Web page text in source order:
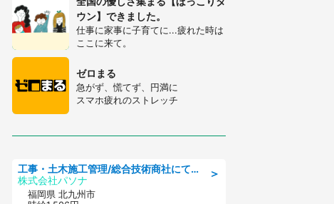
ウン】できました。
仕事に家事に子育てに...疲れた時は
ここに来て。
ゼロまる
急がず、慌てず、円満に
スマホ疲れのストレッチ
＞
工事・土木施工管理/総合技術商社にて施工管理のお仕事/即日勤務可/車通勤可/工事・土木施工管理/生産・品質管理
株式会社パソナ
福岡県 北九州市